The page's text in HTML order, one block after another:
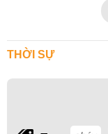
THỜI SỰ